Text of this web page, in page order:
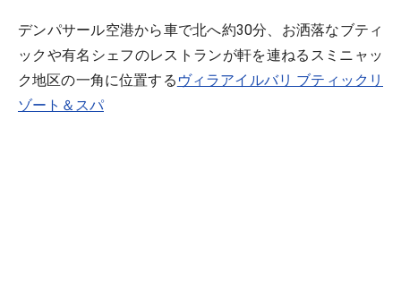
デンパサール空港から車で北へ約30分、お洒落なブティ
ックや有名シェフのレストランが軒を連ねるスミニャッ
ク地区の一角に位置する ヴィラアイルバリ ブティックリ
ゾート＆スパ